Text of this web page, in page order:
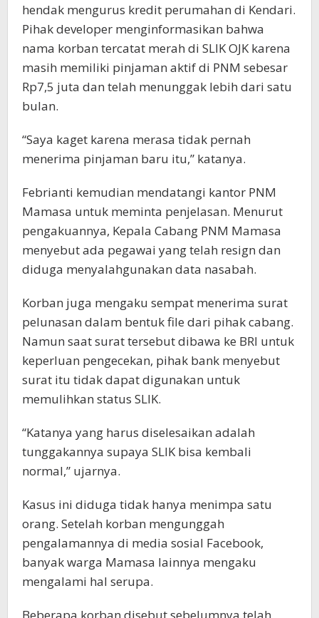
hendak mengurus kredit perumahan di Kendari.
Pihak developer menginformasikan bahwa
nama korban tercatat merah di SLIK OJK karena
masih memiliki pinjaman aktif di PNM sebesar
Rp7,5 juta dan telah menunggak lebih dari satu
bulan.
“Saya kaget karena merasa tidak pernah
menerima pinjaman baru itu,” katanya.
Febrianti kemudian mendatangi kantor PNM
Mamasa untuk meminta penjelasan. Menurut
pengakuannya, Kepala Cabang PNM Mamasa
menyebut ada pegawai yang telah resign dan
diduga menyalahgunakan data nasabah.
Korban juga mengaku sempat menerima surat
pelunasan dalam bentuk file dari pihak cabang.
Namun saat surat tersebut dibawa ke BRI untuk
keperluan pengecekan, pihak bank menyebut
surat itu tidak dapat digunakan untuk
memulihkan status SLIK.
“Katanya yang harus diselesaikan adalah
tunggakannya supaya SLIK bisa kembali
normal,” ujarnya.
Kasus ini diduga tidak hanya menimpa satu
orang. Setelah korban mengunggah
pengalamannya di media sosial Facebook,
banyak warga Mamasa lainnya mengaku
mengalami hal serupa.